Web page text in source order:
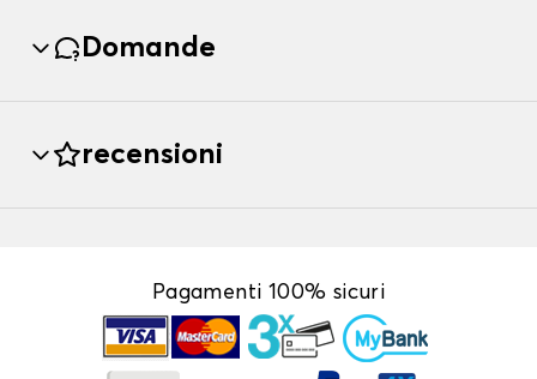
Domande
recensioni
Pagamenti 100% sicuri